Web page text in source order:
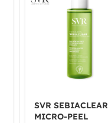
SVR SEBIACLEAR
MICRO-PEEL